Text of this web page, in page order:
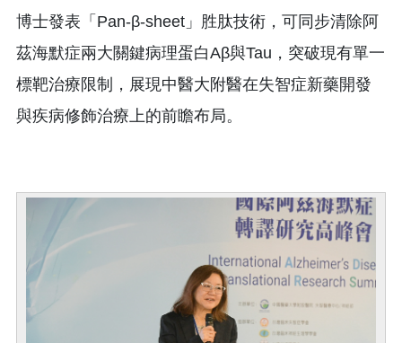
博士發表「Pan-β-sheet」胜肽技術，可同步清除阿
茲海默症兩大關鍵病理蛋白Aβ與Tau，突破現有單一
標靶治療限制，展現中醫大附醫在失智症新藥開發
與疾病修飾治療上的前瞻布局。